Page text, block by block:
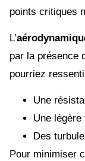
points critiques
L’
par la présence
pourriez
Une
Une
Des
Pour minimiser